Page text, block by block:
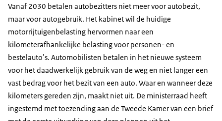
Vanaf 2030 betalen autobezitters niet meer voor autobezit,
maar voor autogebruik. Het kabinet wil de huidige
motorrijtuigenbelasting hervormen naar een
kilometerafhankelijke belasting voor personen- en
bestelauto’s. Automobilisten betalen in het nieuwe systeem
voor het daadwerkelijk gebruik van de weg en niet langer een
vast bedrag voor het bezit van een auto. Waar en wanneer deze
kilometers gereden zijn, maakt niet uit. De ministerraad heeft
ingestemd met toezending aan de Tweede Kamer van een brief